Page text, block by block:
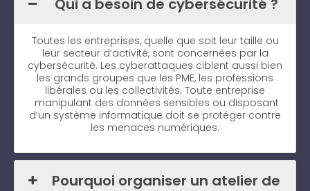
Qui a besoin de cybersécurité ?
Toutes les entreprises, quelle que soit leur taille ou
leur secteur d’activité, sont concernées par la
cybersécurité. Les cyberattaques ciblent aussi bien
les grands groupes que les PME, les professions
libérales ou les collectivités. Toute entreprise
manipulant des données sensibles ou disposant
d’un système informatique doit se protéger contre
les menaces numériques.
Pourquoi organiser un atelier de